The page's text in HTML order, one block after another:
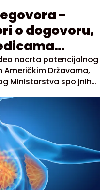
-
o dogovoru,
nacrta potencijalnog
Američkim Državama,
Ministarstva spoljnih
da Iran neće praviti
"crvenim linijama"